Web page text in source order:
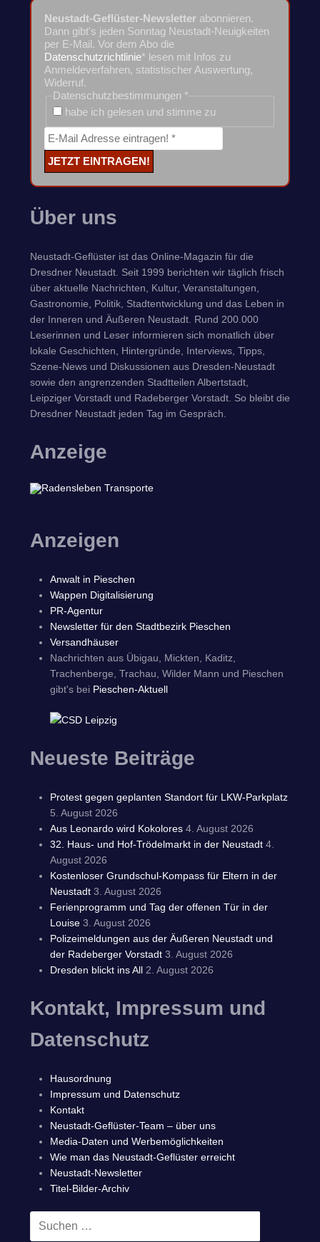
Neustadt-Geflüster-Newsletter abonnieren.
Dann gibt's jeden Sonntag Neustadt-Neuigkeiten
per E-Mail. Vor dem Abo die
Datenschutzrichtlinie* lesen mit Infos zu
Anmeldeverfahren, statistischer Auswertung,
Widerruf.
Datenschutzbestimmungen *
habe ich gelesen und stimme zu
Über uns
Neustadt-Geflüster ist das Online-Magazin für die
Dresdner Neustadt. Seit 1999 berichten wir täglich frisch
über aktuelle Nachrichten, Kultur, Veranstaltungen,
Gastronomie, Politik, Stadtentwicklung und das Leben in
der Inneren und Äußeren Neustadt. Rund 200.000
Leserinnen und Leser informieren sich monatlich über
lokale Geschichten, Hintergründe, Interviews, Tipps,
Szene-News und Diskussionen aus Dresden-Neustadt
sowie den angrenzenden Stadtteilen Albertstadt,
Leipziger Vorstadt und Radeberger Vorstadt. So bleibt die
Dresdner Neustadt jeden Tag im Gespräch.
Anzeige
Anzeigen
Anwalt in Pieschen
Wappen Digitalisierung
PR-Agentur
Newsletter für den Stadtbezirk Pieschen
Versandhäuser
Nachrichten aus Übigau, Mickten, Kaditz,
Trachenberge, Trachau, Wilder Mann und Pieschen
gibt's bei Pieschen-Aktuell
Neueste Beiträge
Protest gegen geplanten Standort für LKW-Parkplatz
5. August 2026
Aus Leonardo wird Kokolores 4. August 2026
32. Haus- und Hof-Trödelmarkt in der Neustadt 4.
August 2026
Kostenloser Grundschul-Kompass für Eltern in der
Neustadt 3. August 2026
Ferienprogramm und Tag der offenen Tür in der
Louise 3. August 2026
Polizeimeldungen aus der Äußeren Neustadt und
der Radeberger Vorstadt 3. August 2026
Dresden blickt ins All 2. August 2026
Kontakt, Impressum und
Datenschutz
Hausordnung
Impressum und Datenschutz
Kontakt
Neustadt-Geflüster-Team – über uns
Media-Daten und Werbemöglichkeiten
Wie man das Neustadt-Geflüster erreicht
Neustadt-Newsletter
Titel-Bilder-Archiv
Suchen